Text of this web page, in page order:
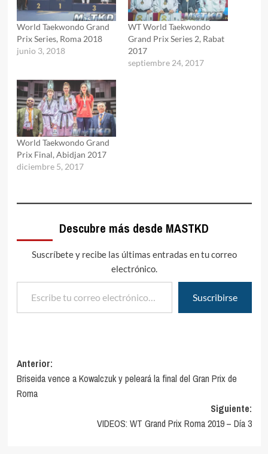
World Taekwondo Grand
Prix Series, Roma 2018
junio 3, 2018
WT World Taekwondo
Grand Prix Series 2, Rabat
2017
septiembre 24, 2017
World Taekwondo Grand
Prix Final, Abidjan 2017
diciembre 5, 2017
Descubre más desde MASTKD
Suscríbete y recibe las últimas entradas en tu correo
electrónico.
Escribe tu correo electrónico…
Suscribirse
Navegación
de
entradas
Anterior:
Briseida vence a Kowalczuk y peleará la final del Gran Prix de
Roma
Siguiente:
VIDEOS: WT Grand Prix Roma 2019 – Día 3